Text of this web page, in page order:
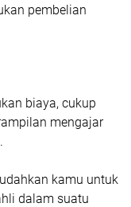
pembelian
biaya, cukup
mengajar
kamu untuk
dalam suatu